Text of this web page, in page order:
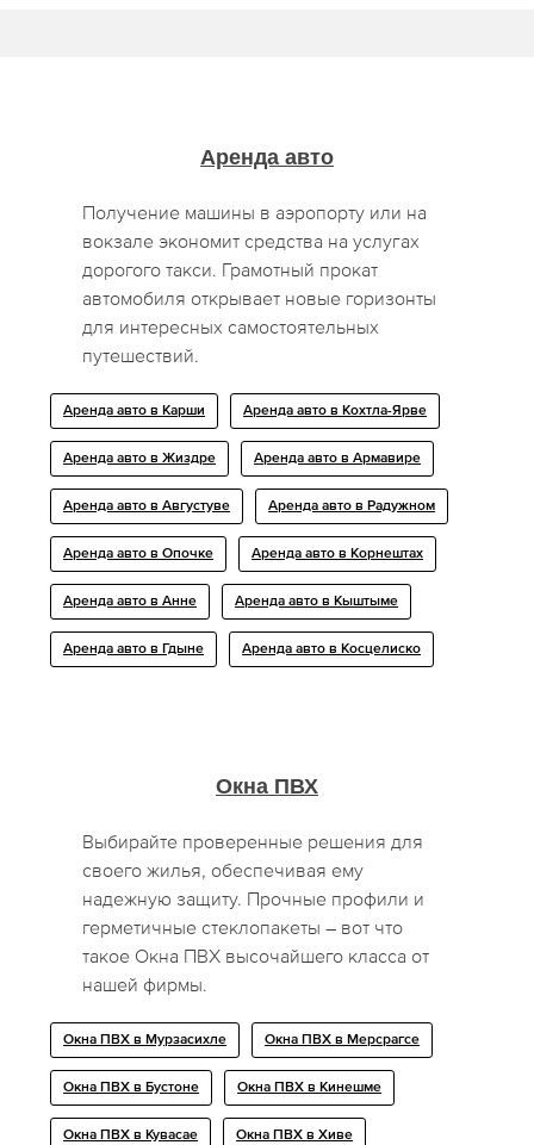
Аренда авто
Получение машины в аэропорту или на
вокзале экономит средства на услугах
дорогого такси. Грамотный прокат
автомобиля открывает новые горизонты
для интересных самостоятельных
путешествий.
Аренда авто в Карши Аренда авто в Кохтла-Ярве
Аренда авто в Жиздре Аренда авто в Армавире
Аренда авто в Августуве Аренда авто в Радужном
Аренда авто в Опочке Аренда авто в Корнештах
Аренда авто в Анне Аренда авто в Кыштыме
Аренда авто в Гдыне Аренда авто в Косцелиско
Окна ПВХ
Выбирайте проверенные решения для
своего жилья, обеспечивая ему
надежную защиту. Прочные профили и
герметичные стеклопакеты – вот что
такое Окна ПВХ высочайшего класса от
нашей фирмы.
Окна ПВХ в Мурзасихле Окна ПВХ в Мерсрагсе
Окна ПВХ в Бустоне Окна ПВХ в Кинешме
Окна ПВХ в Кувасае Окна ПВХ в Хиве